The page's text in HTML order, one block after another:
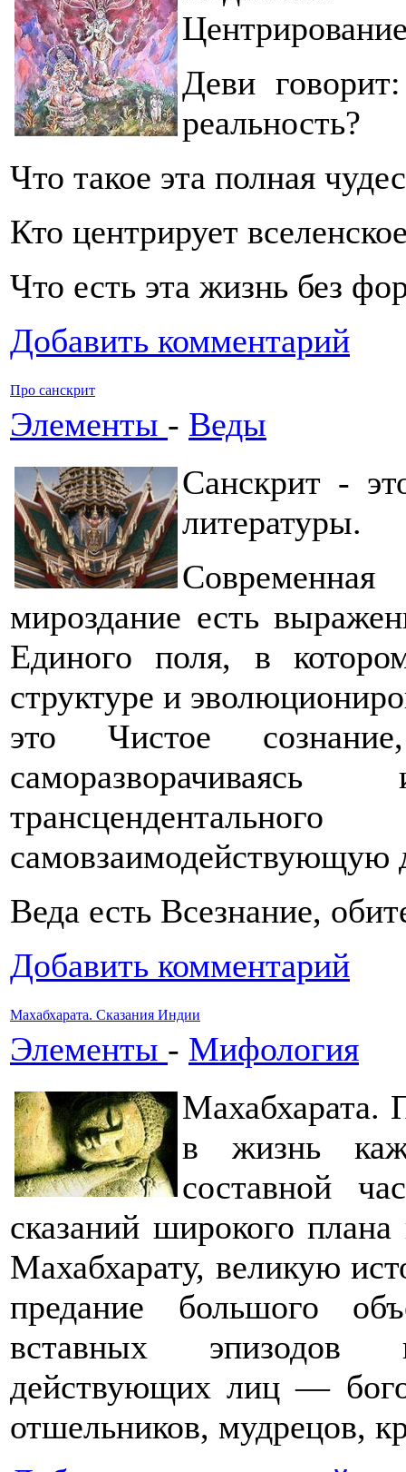
Деви
реальность?
Что такое эта полная
Кто центрирует
Что есть эта жизнь без
Добавить комментарий
Про санскрит
Элементы - Веды
Санскрит -
литературы.
мироздание есть
Единого поля, в
структуре и
это Чистое
самовзаимодействующую
Веда есть Всезнание,
Добавить комментарий
Махабхарата. Сказания Индии
Элементы - Мифология
Махабхарата.
в жизнь
составной
сказаний широкого
Махабхарату, великую
предание большого
вставных эпизодов
действующих лиц —
отшельников, мудрецов,